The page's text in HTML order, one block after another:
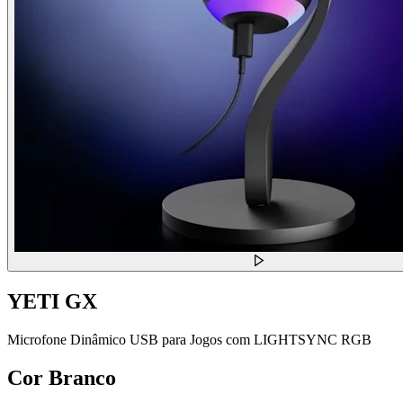
YETI GX
Microfone Dinâmico USB para Jogos com LIGHTSYNC RGB
Cor Branco